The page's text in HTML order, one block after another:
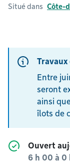
Situé dans Côte-
Entre
seront
ainsi
îlots de
Ouvert
6 h 00 à 0